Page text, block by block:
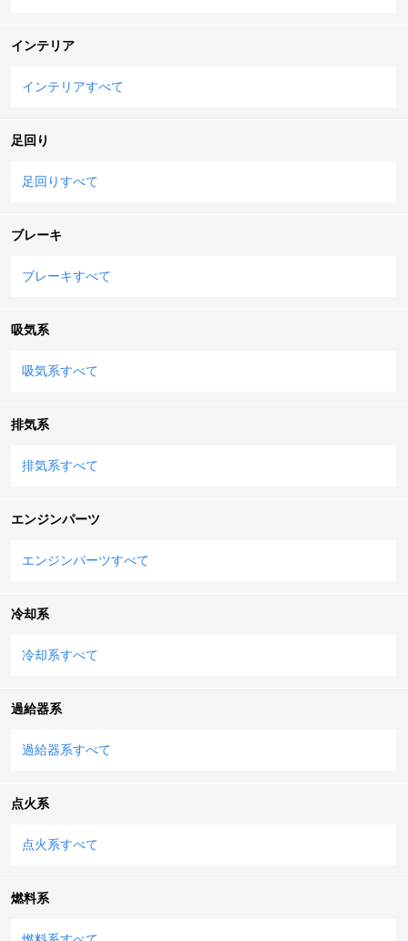
インテリア
インテリアすべて
足回り
足回りすべて
ブレーキ
ブレーキすべて
吸気系
吸気系すべて
排気系
排気系すべて
エンジンパーツ
エンジンパーツすべて
冷却系
冷却系すべて
過給器系
過給器系すべて
点火系
点火系すべて
燃料系